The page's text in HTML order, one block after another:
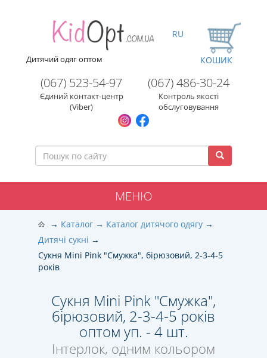
Дитячий одяг оптом
(067) 523-54-97
Єдиний контакт-центр
(Viber)
(067) 486-30-24
Контроль якості
обслуговування
RU
КОШИК
МЕНЮ
Каталог
Каталог дитячого одягу
Дитячі сукні
Сукня Mini Pink "Смужка", бірюзовий, 2-3-4-5
років
Сукня Mini Pink "Смужка",
бірюзовий, 2-3-4-5 років
оптом уп. - 4 шт.
Інтерлок, одним кольором